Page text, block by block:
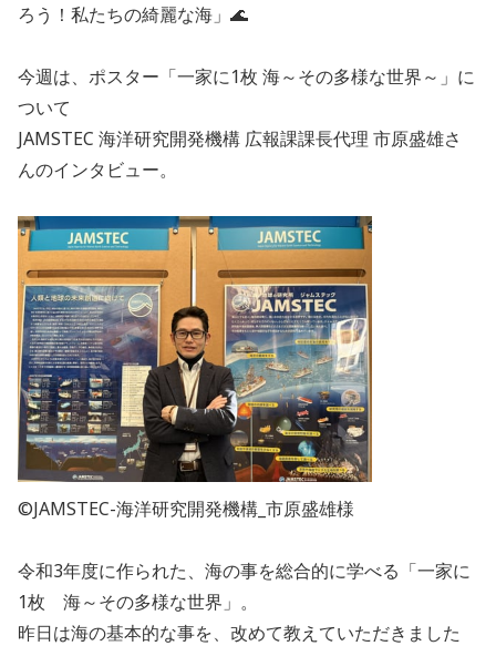
ろう！私たちの綺麗な海」🌊
今週は、ポスター「一家に1枚 海～その多様な世界～」に
ついて
JAMSTEC 海洋研究開発機構 広報課課長代理 市原盛雄さ
んのインタビュー。
©JAMSTEC-海洋研究開発機構_市原盛雄様
令和3年度に作られた、海の事を総合的に学べる「一家に
1枚 海～その多様な世界」。
昨日は海の基本的な事を、改めて教えていただきました